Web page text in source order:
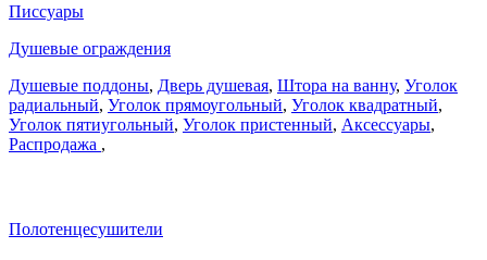
Писсуары
Душевые ограждения
Душевые поддоны, Дверь душевая, Штора на ванну, Уголок
радиальный, Уголок прямоугольный, Уголок квадратный,
Уголок пятиугольный, Уголок пристенный, Аксессуары,
Распродажа ,
Полотенцесушители